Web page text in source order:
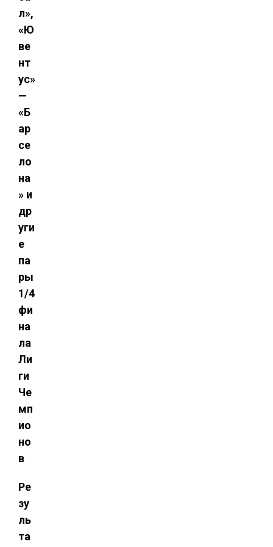
л»,
«Ю
ве
нт
ус»
—
«Б
ар
се
ло
на
» и
др
уги
е
па
ры
1/4
фи
на
ла
Ли
ги
Че
мп
ио
но
в
Ре
зу
ль
та